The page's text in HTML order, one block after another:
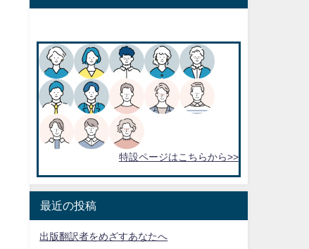
特設ページはこちらから>>
最近の投稿
出版翻訳者をめざすあなたへ